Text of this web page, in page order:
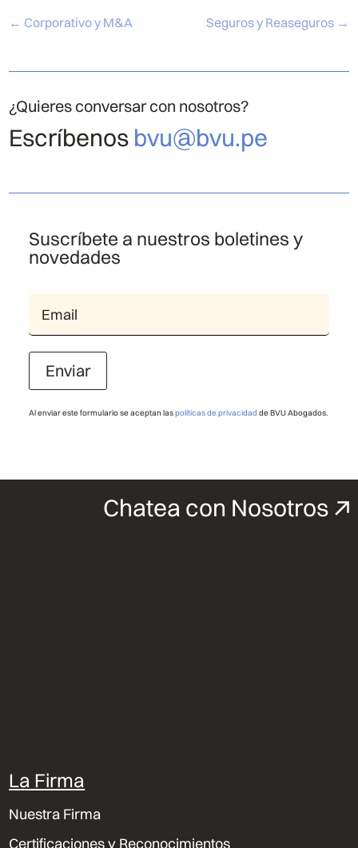
← Corporativo y M&A Seguros y Reaseguros→
¿Quieres conversar con nosotros?
Escríbenos bvu@bvu.pe
Suscríbete a nuestros boletines y
novedades
Enviar
Al enviar este formulario se aceptan laspolíticas de privacidad de BVU Abogados.
Chatea con Nosotros
La Firma
Nuestra Firma
Certificaciones y Reconocimientos